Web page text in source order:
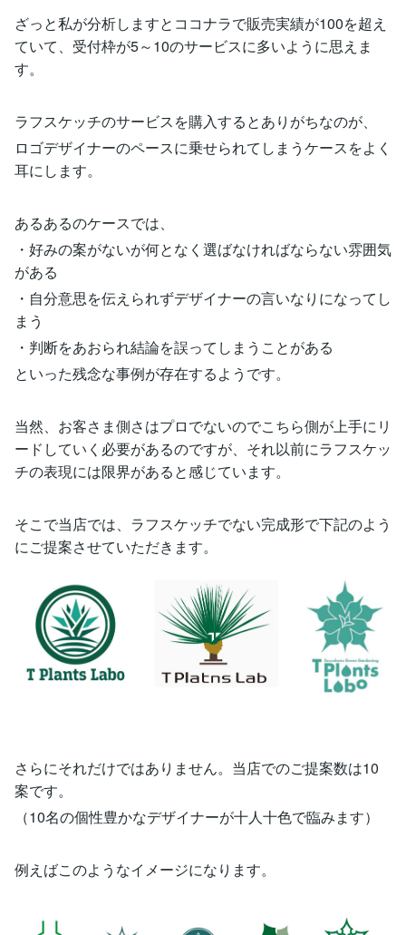
ざっと私が分析しますとココナラで販売実績が100を超え
ていて、受付枠が5～10のサービスに多いように思えま
す。
ラフスケッチのサービスを購入するとありがちなのが、
ロゴデザイナーのペースに乗せられてしまうケースをよく
耳にします。
あるあるのケースでは、
・好みの案がないが何となく選ばなければならない雰囲気
がある
・自分意思を伝えられずデザイナーの言いなりになってし
まう
・判断をあおられ結論を誤ってしまうことがある
といった残念な事例が存在するようです。
当然、お客さま側さはプロでないのでこちら側が上手にリ
ードしていく必要があるのですが、それ以前にラフスケッ
チの表現には限界があると感じています。
そこで当店では、ラフスケッチでない完成形で下記のよう
にご提案させていただきます。
さらにそれだけではありません。当店でのご提案数は10
案です。
（10名の個性豊かなデザイナーが十人十色で臨みます）
例えばこのようなイメージになります。